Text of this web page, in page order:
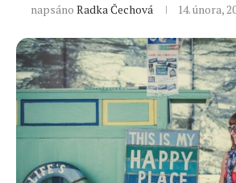
napsáno Radka Čechová 14. února,